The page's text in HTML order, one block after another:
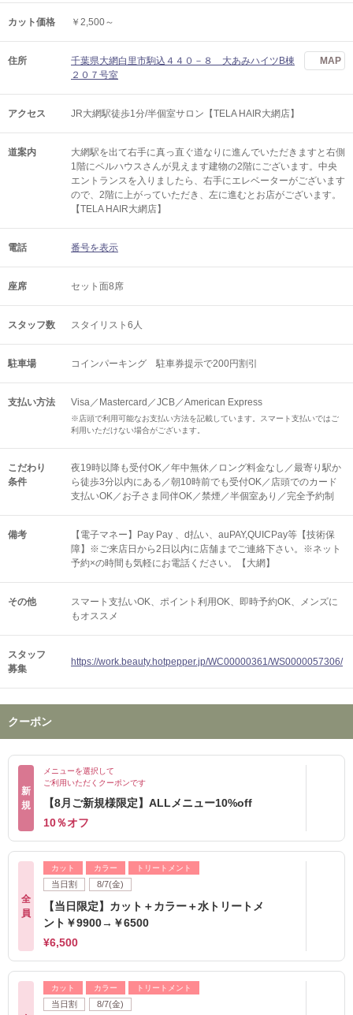
カット価格 ￥2,500～
住所
千葉県大網白里市駒込４４０－８ 大あみハイツB棟
２０７号室
MAP
アクセス JR大網駅徒歩1分/半個室サロン【TELA HAIR大網店】
道案内
大網駅を出て右手に真っ直ぐ道なりに進んでいただきますと右側
1階にベルハウスさんが見えます建物の2階にございます。中央
エントランスを入りましたら、右手にエレベーターがございます
ので、2階に上がっていただき、左に進むとお店がございます。
【TELA HAIR大網店】
電話 番号を表示
座席 セット面8席
スタッフ数 スタイリスト6人
駐車場 コインパーキング 駐車券提示で200円割引
支払い方法 Visa／Mastercard／JCB／American Express
※店頭で利用可能なお支払い方法を記載しています。スマート支払いではご
利用いただけない場合がございます。
こだわり
条件
夜19時以降も受付OK／年中無休／ロング料金なし／最寄り駅か
ら徒歩3分以内にある／朝10時前でも受付OK／店頭でのカード
支払いOK／お子さま同伴OK／禁煙／半個室あり／完全予約制
備考
【電子マネー】Pay Pay 、d払い、auPAY,QUICPay等【技術保
障】※ご来店日から2日以内に店舗までご連絡下さい。※ネット
予約×の時間も気軽にお電話ください。【大網】
その他 スマート支払いOK ポイント利用OK 即時予約OK
メンズに
もオススメ
スタッフ
募集
https://work.beauty.hotpepper.jp/WC00000361/WS0000057306/
クーポン
新
規
メニューを選択して
ご利用いただくクーポンです
【8月ご新規様限定】ALLメニュー10%off
10％オフ
全
員
カット カラー トリートメント
当日割 8/7(金)
【当日限定】カット＋カラー＋水トリートメ
ント￥9900→￥6500
¥6,500
カット カラー トリートメント
当日割 8/7(金)